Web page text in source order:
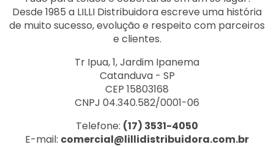
Desde 1985 a LILLI Distribuidora escreve uma história
de muito sucesso, evolução e respeito com parceiros
e clientes.
Tr Ipua, 1, Jardim Ipanema
Catanduva - SP
CEP 15803168
CNPJ 04.340.582/0001-06
Telefone: (17) 3531-4050
E-mail: comercial@lillidistribuidora.com.br